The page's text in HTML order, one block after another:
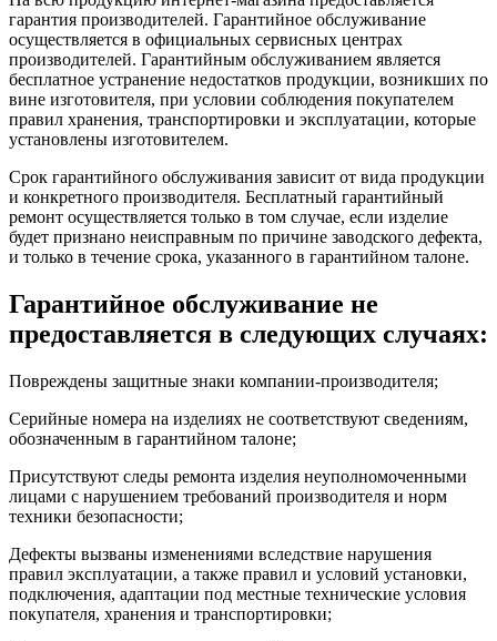
гарантия производителей. Гарантийное обслуживание
осуществляется в официальных сервисных центрах
производителей. Гарантийным обслуживанием является
бесплатное устранение недостатков продукции, возникших по
вине изготовителя, при условии соблюдения покупателем
правил хранения, транспортировки и эксплуатации, которые
установлены изготовителем.
Срок гарантийного обслуживания зависит от вида продукции
и конкретного производителя. Бесплатный гарантийный
ремонт осуществляется только в том случае, если изделие
будет признано неисправным по причине заводского дефекта,
и только в течение срока, указанного в гарантийном талоне.
Гарантийное обслуживание не
предоставляется в следующих случаях:
Повреждены защитные знаки компании-производителя;
Серийные номера на изделиях не соответствуют сведениям,
обозначенным в гарантийном талоне;
Присутствуют следы ремонта изделия неуполномоченными
лицами с нарушением требований производителя и норм
техники безопасности;
Дефекты вызваны изменениями вследствие нарушения
правил эксплуатации, а также правил и условий установки,
подключения, адаптации под местные технические условия
покупателя, хранения и транспортировки;